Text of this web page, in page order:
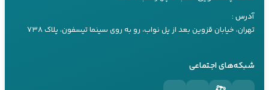
راهنمای خرید یو پی اس
راهنمای خرید اینورتر
راهنما های کاربردی
آدرس :
تهران، خیابان قزوین بعد از پل نواب، رو به روی سینما تیسفون، پلاک ۷۳۸
شبکه‌های اجتماعی
تماس تلفنی بله
کارشناس ۳
09197660249